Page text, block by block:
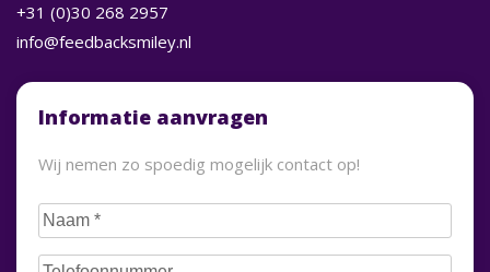
+31 (0)30 268 2957
info@feedbacksmiley.nl
Informatie aanvragen
Wij nemen zo spoedig mogelijk contact op!
Naam(Vereist)